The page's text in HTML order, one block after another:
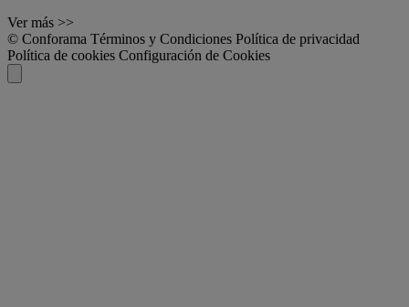
Ver más >>
© Conforama Términos y Condiciones Política de privacidad
Política de cookies Configuración de Cookies